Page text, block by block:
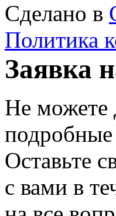
Сделано в
Политика
Заявка
Не можете
подробные
Оставьте
с вами в